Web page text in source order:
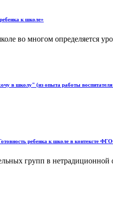
к школе»
во многом определяется
в школу" (из опыта работы
ребенка к школе в контексте
групп в